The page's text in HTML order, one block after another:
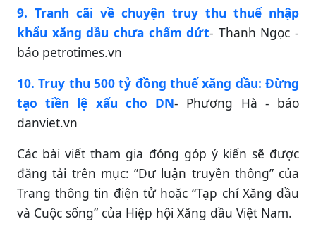
9. Tranh cãi về chuyện truy thu thuế nhập
khẩu xăng dầu chưa chấm dứt- Thanh Ngọc -
báo petrotimes.vn
10. Truy thu 500 tỷ đồng thuế xăng dầu: Đừng
tạo tiền lệ xấu cho DN- Phương Hà - báo
danviet.vn
Các bài viết tham gia đóng góp ý kiến sẽ được
đăng tải trên mục: ”Dư luận truyền thông” của
Trang thông tin điện tử hoặc “Tạp chí Xăng dầu
và Cuộc sống” của Hiệp hội Xăng dầu Việt Nam.